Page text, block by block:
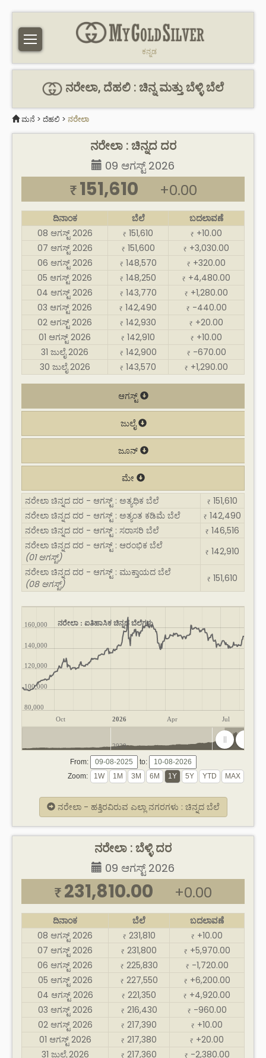
ಕನ್ನಡ
ನರೇಲಾ, ದೆಹಲಿ : ಚಿನ್ನ ಮತ್ತು ಬೆಳ್ಳಿ ಬೆಲೆ
ಮನೆ > ದೆಹಲಿ > ನರೇಲಾ
ನರೇಲಾ : ಚಿನ್ನದ ದರ
09 ಆಗಸ್ಟ್ 2026
₹ 151,610 +0.00
ದಿನಾಂಕ ಬೆಲೆ
ಬದಲಾವಣೆ
08 ಆಗಸ್ಟ್ 2026
₹ 151,610 ₹ +10.00
07 ಆಗಸ್ಟ್ 2026
₹ 151,600 ₹ +3,030.00
06 ಆಗಸ್ಟ್ 2026
₹ 148,570 ₹ +320.00
05 ಆಗಸ್ಟ್ 2026
₹ 148,250 ₹ +4,480.00
04 ಆಗಸ್ಟ್ 2026
₹ 143,770 ₹ +1,280.00
03 ಆಗಸ್ಟ್ 2026
₹ 142,490 ₹ -440.00
02 ಆಗಸ್ಟ್ 2026
₹ 142,930 ₹ +20.00
01 ಆಗಸ್ಟ್ 2026
₹ 142,910 ₹ +10.00
31 ಜುಲೈ 2026
₹ 142,900 ₹ -670.00
30 ಜುಲೈ 2026
₹ 143,570 ₹ +1,290.00
ಆಗಸ್ಟ್
ಜುಲೈ
ಜೂನ್
ಮೇ
ನರೇಲಾ ಚಿನ್ನದ ದರ - ಆಗಸ್ಟ್ : ಅತ್ಯಧಿಕ ಬೆಲೆ
₹ 151,610
ನರೇಲಾ ಚಿನ್ನದ ದರ - ಆಗಸ್ಟ್ : ಅತ್ಯಂತ ಕಡಿಮೆ ಬೆಲೆ
₹ 142,490
ನರೇಲಾ ಚಿನ್ನದ ದರ - ಆಗಸ್ಟ್ : ಸರಾಸರಿ ಬೆಲೆ
₹ 146,516
ನರೇಲಾ ಚಿನ್ನದ ದರ - ಆಗಸ್ಟ್ : ಆರಂಭಿಕ ಬೆಲೆ
(01 ಆಗಸ್ಟ್)
₹ 142,910
ನರೇಲಾ ಚಿನ್ನದ ದರ - ಆಗಸ್ಟ್ : ಮುಕ್ತಾಯದ ಬೆಲೆ
(08 ಆಗಸ್ಟ್)
₹ 151,610
ನರೇಲಾ : ಐತಿಹಾಸಿಕ ಚಿನ್ನದ ಬೆಲೆಗಳು
Oct 2026 Apr Jul
80,000
100,000
120,000
140,000
160,000
2020 2025
From:
to:
Zoom:
ನರೇಲಾ - ಹತ್ತಿರವಿರುವ ಎಲ್ಲಾ ನಗರಗಳು : ಚಿನ್ನದ ಬೆಲೆ
ನರೇಲಾ : ಬೆಳ್ಳಿ ದರ
09 ಆಗಸ್ಟ್ 2026
₹ 231,810.00 +0.00
ದಿನಾಂಕ ಬೆಲೆ
ಬದಲಾವಣೆ
08 ಆಗಸ್ಟ್ 2026
₹ 231,810 ₹ +10.00
07 ಆಗಸ್ಟ್ 2026
₹ 231,800 ₹ +5,970.00
06 ಆಗಸ್ಟ್ 2026
₹ 225,830 ₹ -1,720.00
05 ಆಗಸ್ಟ್ 2026
₹ 227,550 ₹ +6,200.00
04 ಆಗಸ್ಟ್ 2026
₹ 221,350 ₹ +4,920.00
03 ಆಗಸ್ಟ್ 2026
₹ 216,430 ₹ -960.00
02 ಆಗಸ್ಟ್ 2026
₹ 217,390 ₹ +10.00
01 ಆಗಸ್ಟ್ 2026
₹ 217,380 ₹ +20.00
31 ಜುಲೈ 2026
₹ 217,360 ₹ -2,380.00